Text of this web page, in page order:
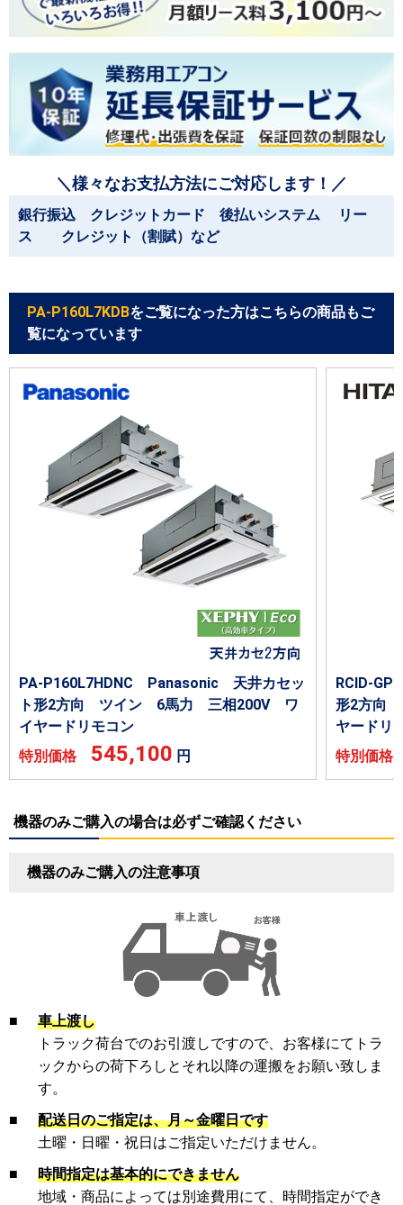
＼様々なお支払方法にご対応します！／
銀行振込 クレジットカード 後払いシステム リー
ス クレジット（割賦）など
PA-P160L7KDBをご覧になった方はこちらの商品もご
覧になっています
PA-P160L7HDNC Panasonic 天井カセッ
ト形2方向 ツイン 6馬力 三相200V ワ
イヤードリモコン
特別価格 545,100 円
RCID-
形2方向
ヤードリ
特別価
機器のみご購入の場合は必ずご確認ください
機器のみご購入の注意事項
■
車上渡し
トラック荷台でのお引渡しですので、お客様にてトラ
ックからの荷下ろしとそれ以降の運搬をお願い致しま
す。
■
配送日のご指定は、月～金曜日です
土曜・日曜・祝日はご指定いただけません。
■
時間指定は基本的にできません
地域・商品によっては別途費用にて、時間指定ができ